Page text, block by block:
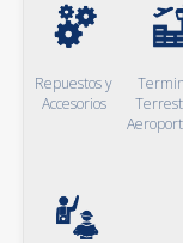
Repuestos y
Accesorios